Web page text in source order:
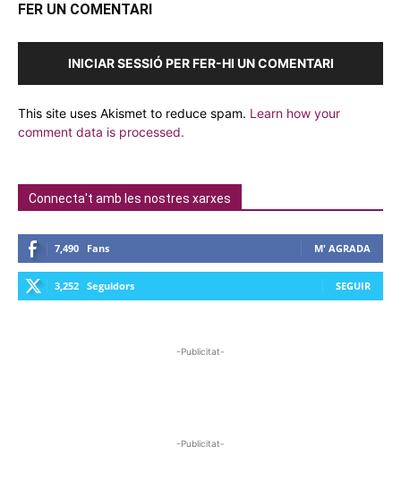
FER UN COMENTARI
INICIAR SESSIÓ PER FER-HI UN COMENTARI
This site uses Akismet to reduce spam. Learn how your
comment data is processed.
Connecta't amb les nostres xarxes
7,490 Fans M' AGRADA
3,252 Seguidors SEGUIR
-Publicitat-
-Publicitat-